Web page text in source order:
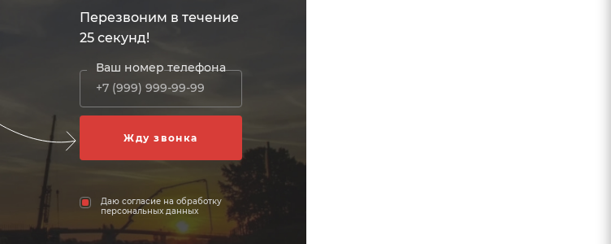
Перезвоним в течение
25 секунд!
Ваш номер телефона
Даю согласие на обработку
персональных данных